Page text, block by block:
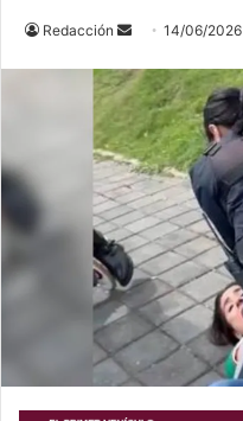
Redacción
Send
email
14/06/2026